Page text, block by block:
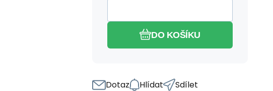
DO KOŠÍKU
Dotaz Hlídat Sdílet